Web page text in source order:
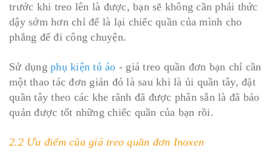
trước khi treo lên là được, bạn sẽ không cần phải thức
dậy sớm hơn chỉ để là lại chiếc quần của mình cho
phẳng để đi công chuyện.
Sử dụng phụ kiện tủ áo - giá treo quần đơn bạn chỉ cần
một thao tác đơn giản đó là sau khi là ủi quần tây, đặt
quần tây theo các khe rãnh đã được phân sẵn là đã bảo
quản được tốt những chiếc quần của bạn rồi.
2.2 Ưu điểm của giá treo quần đơn Inoxen